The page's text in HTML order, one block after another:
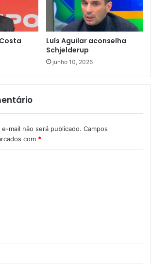
Luís Aguilar aconselha
Schjelderup
junho 10, 2026
mail não será publicado. Campos
com *